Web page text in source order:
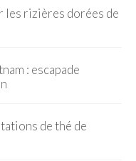
les rizières dorées de
: escapade
de thé de